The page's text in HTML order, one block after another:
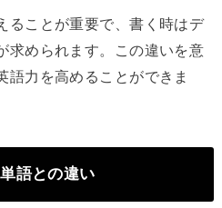
ることが重要で、書く時はデ
求められます。この違いを意
語力を高めることができま
語との違い